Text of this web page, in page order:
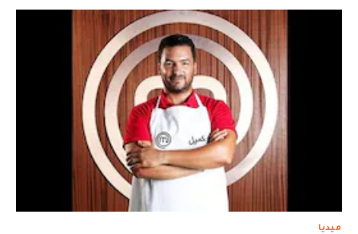
ميديا